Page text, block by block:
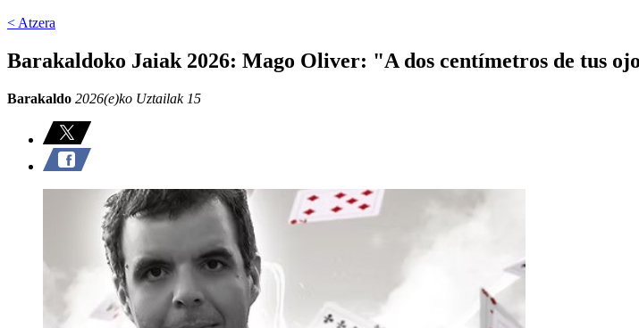
< Atzera
Barakaldoko Jaiak 2026: Mago Oliver: "A dos centímetros de tus
Barakaldo 2026(e)ko Uztailak 15